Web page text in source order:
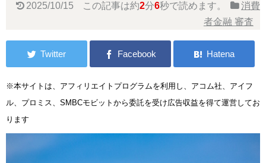
2025/10/15 この記事は約2分6秒で読めます。
消費
者金融 審査
※本サイトは、アフィリエイトプログラムを利用し、アコム社、アイフ
ル、プロミス、SMBCモビットから委託を受け広告収益を得て運営してお
ります